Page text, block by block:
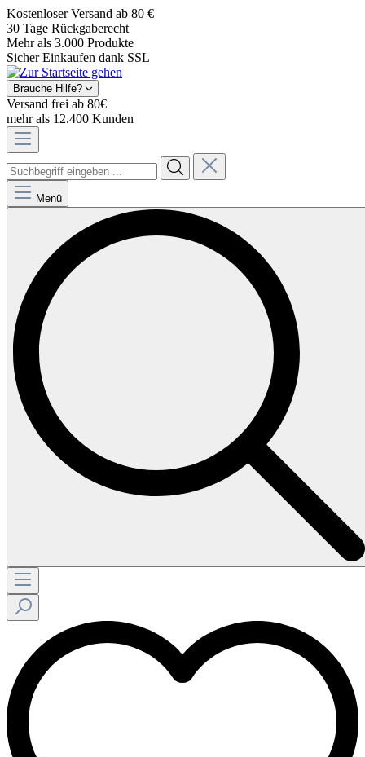
Kostenloser Versand ab 80 €
30 Tage Rückgaberecht
Mehr als 3.000 Produkte
Sicher Einkaufen dank SSL
Brauche Hilfe?
Versand frei ab 80€
mehr als 12.400 Kunden
Menü